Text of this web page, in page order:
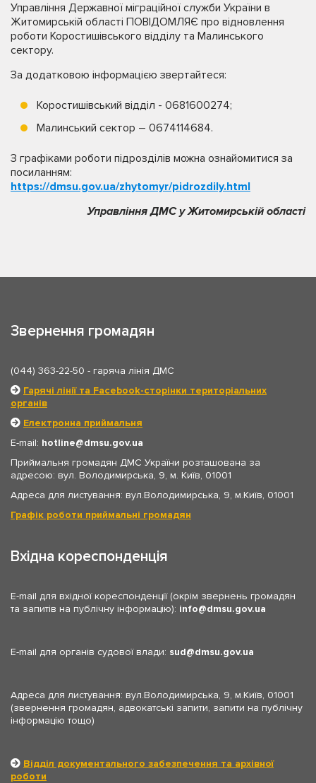
Управління Державної міграційної служби України в
Житомирській області ПОВІДОМЛЯЄ про відновлення
роботи Коростишівського відділу та Малинського
сектору.
За додатковою інформацією звертайтеся:
Коростишівський відділ - 0681600274;
Малинський сектор – 0674114684.
З графіками роботи підрозділів можна ознайомитися за
посиланням:
https://dmsu.gov.ua/zhytomyr/pidrozdily.html
Управління ДМС у Житомирській області
Звернення громадян
(044) 363-22-50 - гаряча лінія ДМС
Гарячі лінії та Facebook-сторінки територіальних
органів
Електронна приймальня
E-mail: hotline
dmsu.gov.ua
Приймальня громадян ДМС України розташована за
адресою: вул. Володимирська, 9, м. Київ, 01001
Адреса для листування: вул.Володимирська, 9, м.Київ, 01001
Графік роботи приймальні громадян
Вхідна кореспонденція
E-mail для вхідної кореспонденції (окрім звернень громадян
та запитів на публічну інформацію): info dmsu.gov.ua
E-mail для органів судової влади: sud dmsu.gov.ua
Адреса для листування: вул.Володимирська, 9, м.Київ, 01001
(звернення громадян, адвокатські запити, запити на публічну
інформацію тощо)
Відділ документального забезпечення та архівної
роботи